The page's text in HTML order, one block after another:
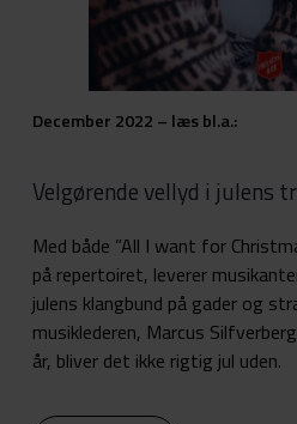
December 2022 – læs bl.a.:
Velgørende vellyd i julens
Med både ”All I want for
på repertoiret, leverer
julens klangbund på gader og
musiklederen, Marcus
år, bliver det ikke rigtig jul uden.